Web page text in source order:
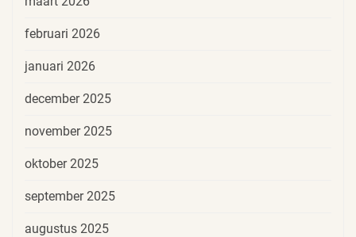
februari 2026
januari 2026
december 2025
november 2025
oktober 2025
september 2025
augustus 2025